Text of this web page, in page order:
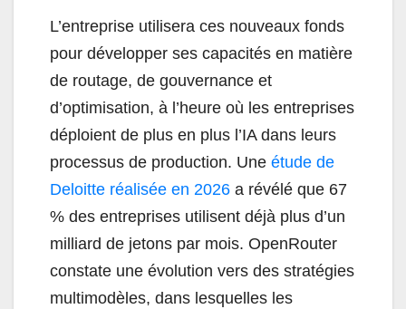
L’entreprise utilisera ces nouveaux fonds
pour développer ses capacités en matière
de routage, de gouvernance et
d’optimisation, à l’heure où les entreprises
déploient de plus en plus l’IA dans leurs
processus de production. Une étude de
Deloitte réalisée en 2026 a révélé que 67
% des entreprises utilisent déjà plus d’un
milliard de jetons par mois. OpenRouter
constate une évolution vers des stratégies
multimodèles, dans lesquelles les